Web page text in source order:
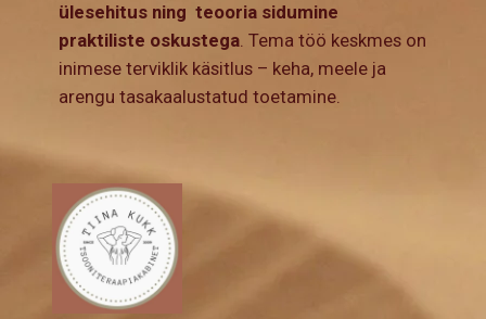
ülesehitus ning teooria sidumine
praktiliste oskustega. Tema töö keskmes on
inimese terviklik käsitlus – keha, meele ja
arengu tasakaalustatud toetamine.